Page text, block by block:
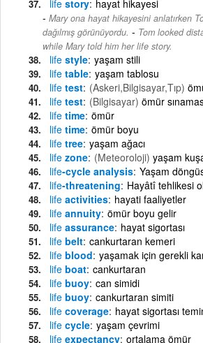
life story hayat hikayesi
Mary ona hayat hikayesini anlatırken
dağılmış görünüyordu. - Tom looked
while Mary told him her life story.
life style yaşam stili
life table yaşam tablosu
life test (Askeri,Bilgisayar,Tıp)
life test (Bilgisayar) ömür
life time ömür
life time ömür boyu
life tree yaşam ağacı
life zone (Meteoroloji) yaşam
life-cycle analysis Yaşam
life-threatening Hayâtî tehlikesi
life activities hayati faaliyetler
life annuity ömür boyu gelir
life assurance hayat sigortası
life belt cankurtaran kemeri
life blood yaşamak için gerekli
life boat cankurtaran
life buoy can simidi
life buoy cankurtaran simiti
life coverage hayat sigortası
life cycle yaşam çevrimi
life expectancy ortalama ömür